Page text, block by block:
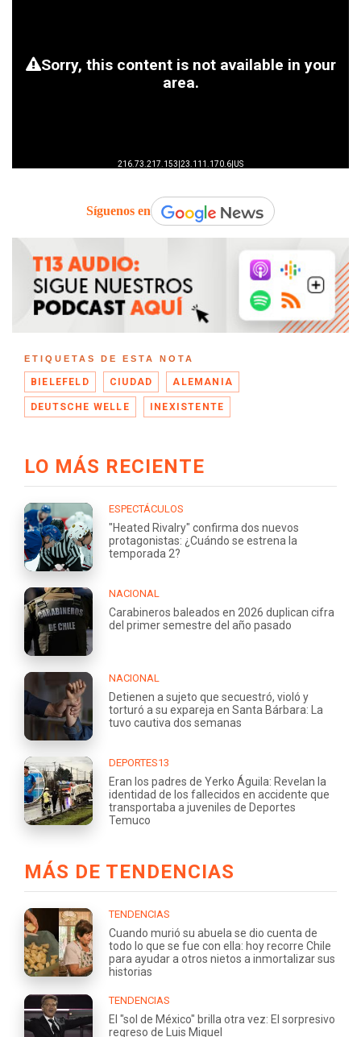
Síguenos en
ETIQUETAS DE ESTA NOTA
BIELEFELD CIUDAD ALEMANIA
DEUTSCHE WELLE INEXISTENTE
LO MÁS RECIENTE
ESPECTÁCULOS
"Heated Rivalry" confirma dos nuevos
protagonistas: ¿Cuándo se estrena la
temporada 2?
NACIONAL
Carabineros baleados en 2026 duplican cifra
del primer semestre del año pasado
NACIONAL
Detienen a sujeto que secuestró, violó y
torturó a su expareja en Santa Bárbara: La
tuvo cautiva dos semanas
DEPORTES13
Eran los padres de Yerko Águila: Revelan la
identidad de los fallecidos en accidente que
transportaba a juveniles de Deportes
Temuco
MÁS DE TENDENCIAS
TENDENCIAS
Cuando murió su abuela se dio cuenta de
todo lo que se fue con ella: hoy recorre Chile
para ayudar a otros nietos a inmortalizar sus
historias
TENDENCIAS
El "sol de México" brilla otra vez: El sorpresivo
regreso de Luis Miguel